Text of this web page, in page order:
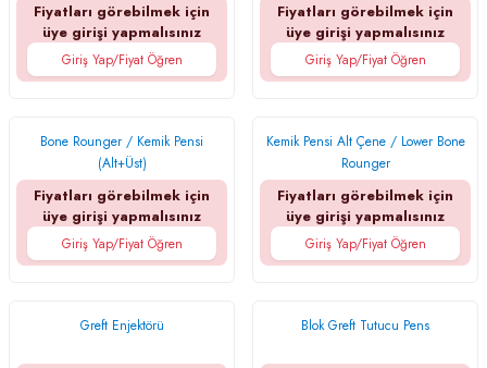
Fiyatları görebilmek için
üye girişi yapmalısınız
Giriş Yap/Fiyat Öğren
Fiyatları görebilmek için
üye girişi yapmalısınız
Giriş Yap/Fiyat Öğren
Bone Rounger / Kemik Pensi
(Alt+Üst)
Fiyatları görebilmek için
üye girişi yapmalısınız
Giriş Yap/Fiyat Öğren
Kemik Pensi Alt Çene / Lower Bone
Rounger
Fiyatları görebilmek için
üye girişi yapmalısınız
Giriş Yap/Fiyat Öğren
Greft Enjektörü Blok Greft Tutucu Pens